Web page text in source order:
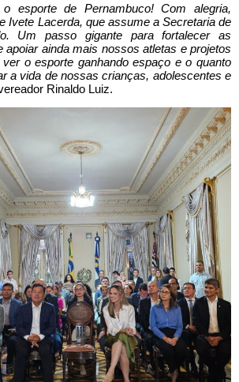
esporte de Pernambuco! Com alegria,
Ivete Lacerda, que assume a Secretaria de
Um passo gigante para fortalecer as
apoiar ainda mais nossos atletas e projetos
o esporte ganhando espaço e o quanto
a vida de nossas crianças, adolescentes e
Rinaldo Luiz.